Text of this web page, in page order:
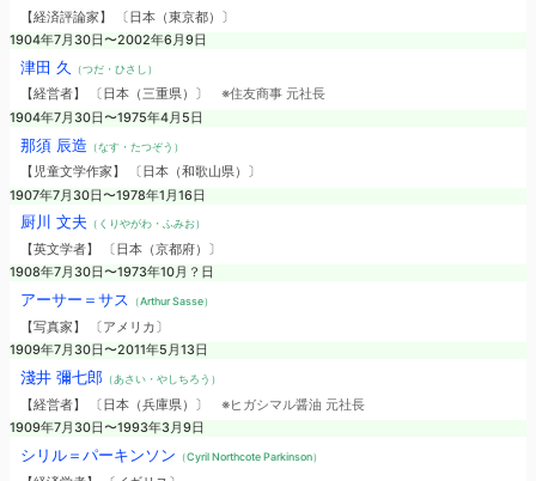
【経済評論家】 〔日本（東京都）〕
1904年7月30日〜2002年6月9日
津田 久 （つだ・ひさし）
【経営者】 〔日本（三重県）〕 ※住友商事 元社長
1904年7月30日〜1975年4月5日
那須 辰造 （なす・たつぞう）
【児童文学作家】 〔日本（和歌山県）〕
1907年7月30日〜1978年1月16日
厨川 文夫 （くりやがわ・ふみお）
【英文学者】 〔日本（京都府）〕
1908年7月30日〜1973年10月？日
アーサー＝サス （Arthur Sasse）
【写真家】 〔アメリカ〕
1909年7月30日〜2011年5月13日
淺井 彌七郎（あさい・やしちろう）
【経営者】 〔日本（兵庫県）〕 ※ヒガシマル醤油 元社長
1909年7月30日〜1993年3月9日
シリル＝パーキンソン （Cyril Northcote Parkinson）